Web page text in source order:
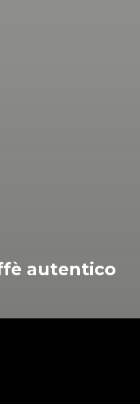
autentico